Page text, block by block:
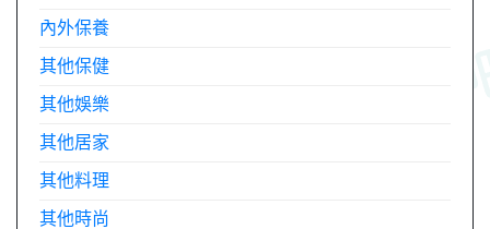
內外保養
其他保健
其他娛樂
其他居家
其他料理
其他時尚